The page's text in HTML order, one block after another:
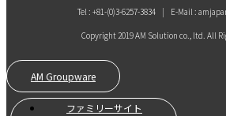
Tel : +81-(0)3-6257-3834 | E-Mail :
Copyright 2019 AM Solution co., ltd. All
AM Groupware
ファミリーサイト